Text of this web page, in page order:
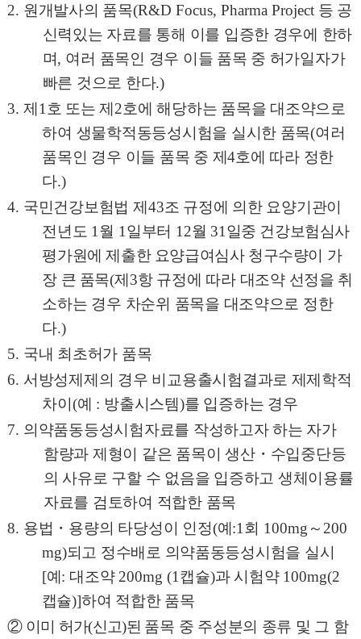
2. 원개발사의 품목(R&D Focus, Pharma Project 등 공
신력있는 자료를 통해 이를 입증한 경우에 한하
며, 여러 품목인 경우 이들 품목 중 허가일자가
빠른 것으로 한다.)
3. 제 1 호 또는 제 2호에 해당하는 품목을 대조약으로
하여 생물학적동등성시험을 실시한 품목(여러
품목인 경우 이들 품목 중 제4호에 따라 정한
다.)
4. 국민건강보험법 제 43조 규정에 의한 요양기관이
전년도 1 월 1 일부터 12월 31 일중 건강보험심사
평가원에 제출한 요양급여심사 청구수량이 가
장 큰 품목(제 3항 규정에 따라 대조약 선정을 취
소하는 경우 차순위 품목을 대조약으로 정한
다.)
5. 국내 최초허가 품목
6. 서방성제제의 경우 비교용출시험결과로 제제학적
차이 (예 : 방출시스템)를 입증하는 경우
7. 의약품동등성시험자료를 작성하고자 하는 자가
함량과 제형이 같은 품목이 생산・ 수입중단등
의 사유로 구할 수 없음을 입증하고 생체이용률
자료를 검토하여 적합한 품목
8. 용법 ・ 용량의 타당성이 인정(예 :1 회 100mg ～ 200
mg)되고 정수배로 의약품동등성시험을 실시
[예 : 대조약 200mg (1 캡슐)과 시험약 100mg(2
캡슐)]하여 적합한 품목
② 이미 허가(신고)된 품목 중 주성분의 종류 및 그 함